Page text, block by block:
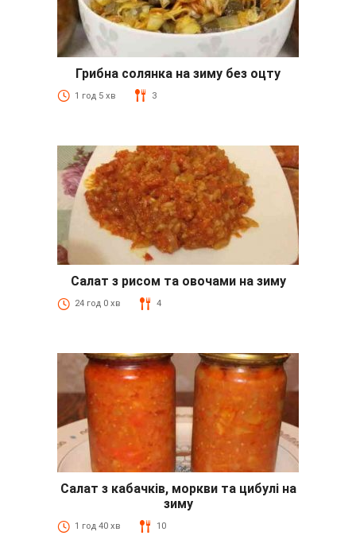
Грибна солянка на зиму без оцту
1 год 5 хв 3
Салат з рисом та овочами на зиму
24 год 0 хв 4
Салат з кабачків, моркви та цибулі на
зиму
1 год 40 хв 10